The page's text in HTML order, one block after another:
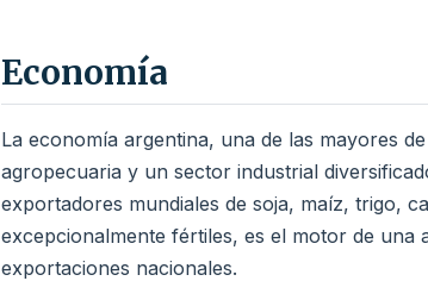
Economía
La economía argentina, una de las mayores
agropecuaria y un sector industrial
exportadores mundiales de soja, maíz, trigo,
excepcionalmente fértiles, es el motor de una
exportaciones nacionales.